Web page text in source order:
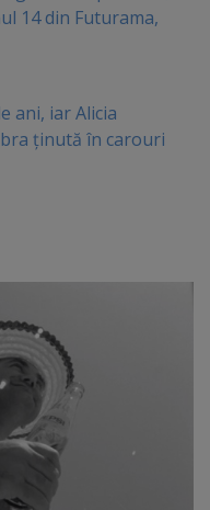
14 din Futurama,
ani, iar Alicia
ținută în carouri